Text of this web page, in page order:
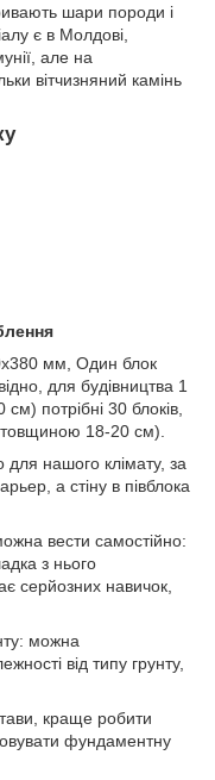
шари породи і
є в Молдові,
але на
вітчизняний камінь
мм, Один блок
для будівництва 1
потрібні 30 блоків,
товщиною 18-20 см).
нашого клімату, за
а стіну в півблока
вести самостійно:
з нього
серйозних навичок,
можна
від типу грунту,
краще робити
фундаментну